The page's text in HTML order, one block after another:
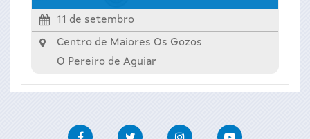
11 de setembro
Centro de Maiores Os Gozos
O Pereiro de Aguiar
FacebookTwitter InstagramYoutube